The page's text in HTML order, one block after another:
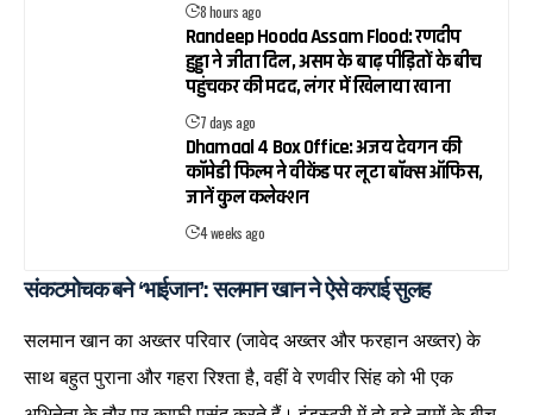
8 hours ago
Randeep Hooda Assam Flood: रणदीप
हुड्डा ने जीता दिल, असम के बाढ़ पीड़ितों के बीच
पहुंचकर की मदद, लंगर में खिलाया खाना
7 days ago
Dhamaal 4 Box Office: अजय देवगन की
कॉमेडी फिल्म ने वीकेंड पर लूटा बॉक्स ऑफिस,
जानें कुल कलेक्शन
4 weeks ago
संकटमोचक बने ‘भाईजान’: सलमान खान ने ऐसे कराई सुलह
सलमान खान का अख्तर परिवार (जावेद अख्तर और फरहान अख्तर) के
साथ बहुत पुराना और गहरा रिश्ता है, वहीं वे रणवीर सिंह को भी एक